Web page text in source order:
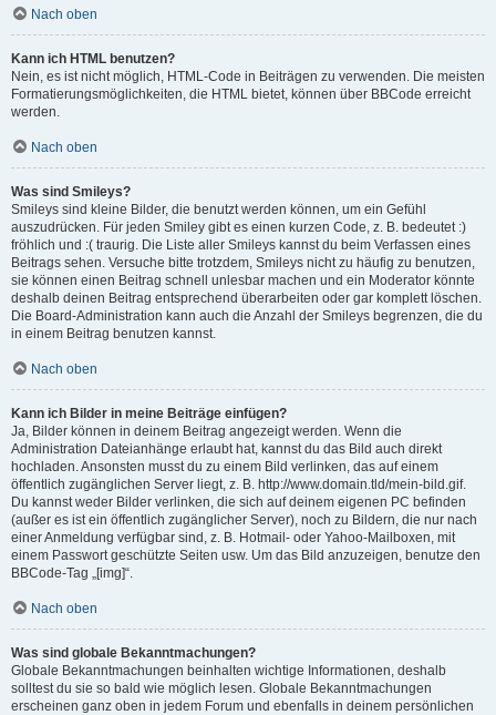
Nach oben
Kann ich HTML benutzen?
Nein, es ist nicht möglich, HTML-Code in Beiträgen zu verwenden. Die meisten
Formatierungsmöglichkeiten, die HTML bietet, können über BBCode erreicht
werden.
Nach oben
Was sind Smileys?
Smileys sind kleine Bilder, die benutzt werden können, um ein Gefühl
auszudrücken. Für jeden Smiley gibt es einen kurzen Code, z. B. bedeutet :)
fröhlich und :( traurig. Die Liste aller Smileys kannst du beim Verfassen eines
Beitrags sehen. Versuche bitte trotzdem, Smileys nicht zu häufig zu benutzen,
sie können einen Beitrag schnell unlesbar machen und ein Moderator könnte
deshalb deinen Beitrag entsprechend überarbeiten oder gar komplett löschen.
Die Board-Administration kann auch die Anzahl der Smileys begrenzen, die du
in einem Beitrag benutzen kannst.
Nach oben
Kann ich Bilder in meine Beiträge einfügen?
Ja, Bilder können in deinem Beitrag angezeigt werden. Wenn die
Administration Dateianhänge erlaubt hat, kannst du das Bild auch direkt
hochladen. Ansonsten musst du zu einem Bild verlinken, das auf einem
öffentlich zugänglichen Server liegt, z. B. http://www.domain.tld/mein-bild.gif.
Du kannst weder Bilder verlinken, die sich auf deinem eigenen PC befinden
(außer es ist ein öffentlich zugänglicher Server), noch zu Bildern, die nur nach
einer Anmeldung verfügbar sind, z. B. Hotmail- oder Yahoo-Mailboxen, mit
einem Passwort geschützte Seiten usw. Um das Bild anzuzeigen, benutze den
BBCode-Tag „[img]“.
Nach oben
Was sind globale Bekanntmachungen?
Globale Bekanntmachungen beinhalten wichtige Informationen, deshalb
solltest du sie so bald wie möglich lesen. Globale Bekanntmachungen
erscheinen ganz oben in jedem Forum und ebenfalls in deinem persönlichen